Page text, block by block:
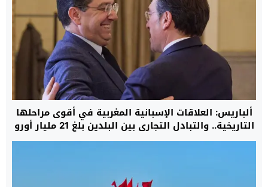
ألباريس: العلاقات الإسبانية المغربية في أقوى مراحلها
التاريخية.. والتبادل التجاري بين البلدين بلغ 21 مليار أورو
خلال 2025